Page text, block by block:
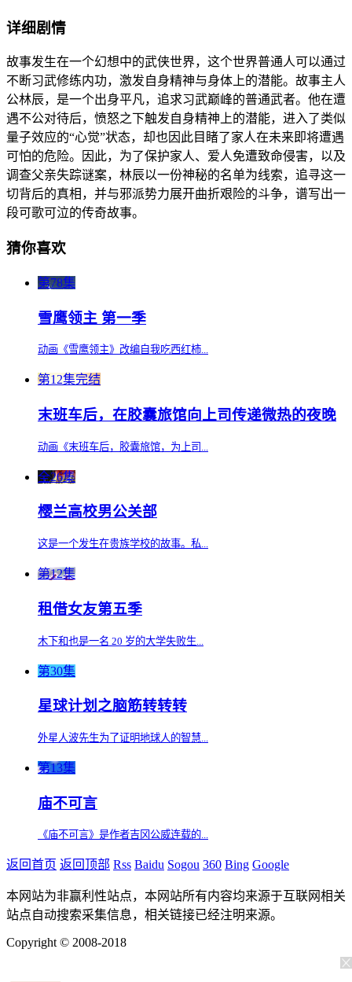
详细剧情
故事发生在一个幻想中的武侠世界，这个世界普通人可以通过
不断习武修练内功，激发自身精神与身体上的潜能。故事主人
公林辰，是一个出身平凡，追求习武巅峰的普通武者。他在遭
遇不公对待后，愤怒之下触发自身精神上的潜能，进入了类似
量子效应的“心觉”状态，却也因此目睹了家人在未来即将遭遇
可怕的危险。因此，为了保护家人、爱人免遭致命侵害，以及
调查父亲失踪谜案，林辰以一份神秘的名单为线索，追寻这一
切背后的真相，并与邪派势力展开曲折艰险的斗争，谱写出一
段可歌可泣的传奇故事。
猜你喜欢
第78集
雪鹰领主 第一季
动画《雪鹰领主》改编自我吃西红柿...
第12集完结
末班车后，在胶囊旅馆向上司传递微热的夜晚
动画《末班车后，胶囊旅馆，为上司...
全26集
樱兰高校男公关部
这是一个发生在贵族学校的故事。私...
第12集
租借女友第五季
木下和也是一名 20 岁的大学失败生...
第30集
星球计划之脑筋转转转
外星人波先生为了证明地球人的智慧...
第13集
庙不可言
《庙不可言》是作者吉冈公威连载的...
返回首页 返回顶部 Rss Baidu Sogou 360 Bing Google
本网站为非赢利性站点，本网站所有内容均来源于互联网相关
站点自动搜索采集信息，相关链接已经注明来源。
Copyright © 2008-2018